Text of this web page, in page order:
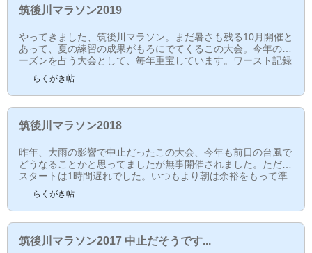
筑後川マラソン2019
やってきました、筑後川マラソン。まだ暑さも残る10月開催と
あって、夏の練習の成果がもろにでてくるこの大会。今年のシ
ーズンを占う大会として、毎年重宝しています。ワースト記録
を出しまくったり、去年のこの大会ではフルマラソン初のDNF
だったり、私は毎年惨敗です。シーズンしょっぱなに自信を打
ち砕いてくれるこの大会。さて今年は...レース前西鉄宮の陣駅
から会場まで歩いていきます。橋を渡って...まずは受付会場に
向かいます。受付を済ませて、会場に到着。風がありますが、
いい天気です。レース中9:00スタートです。スタート...
らくがき帖
筑後川マラソン2018
昨年、大雨の影響で中止だったこの大会、今年も前日の台風で
どうなることかと思ってましたが無事開催されました。ただし
スタートは1時間遅れでした。いつもより朝は余裕をもって準
備できます。レース前今日は朝から体調が悪いです。吐き気が
止まりません。なんか頭もボーっとしてるし、電車の中では何
もしてないのに心拍が140超えてたり...まあ心拍のほうはよく
数値がおかしくなることも多いので、これが本当かは分かりま
せんが、ちょっと嫌な感じ。西鉄の宮の陣駅で下車して徒歩で
約10分。途中、筑後川を渡ります。橋を渡った後は道路...
らくがき帖
筑後川マラソン2017 中止だそうです...